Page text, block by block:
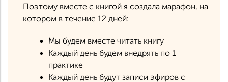
Поэтому вместе с книгой я создала марафон, на
котором в течение 12 дней:
Мы будем вместе читать книгу
Каждый день будем внедрять по 1
практике
Каждый день будут записи эфиров с